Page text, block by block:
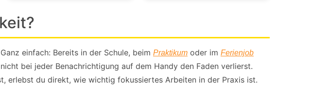
einfach: Bereits in der Schule, beim Praktikum oder im Ferienjob
bei jeder Benachrichtigung auf dem Handy den Faden verlierst.
erlebst du direkt, wie wichtig fokussiertes Arbeiten in der Praxis ist.